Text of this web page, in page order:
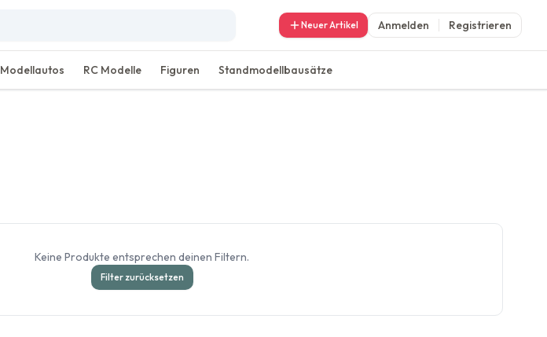
Neuer Artikel Anmelden Registrieren
Modellautos RC Modelle Figuren Standmodellbausätze
Keine Produkte entsprechen deinen Filtern.
Filter zurücksetzen